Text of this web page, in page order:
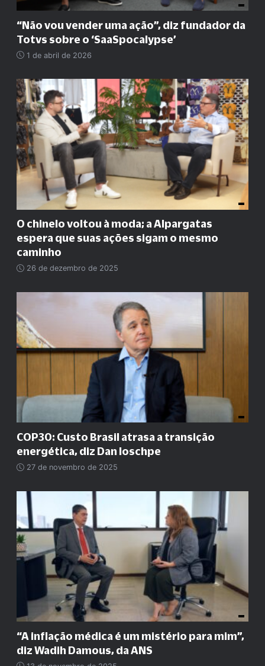
“Não vou vender uma ação”, diz fundador da
Totvs sobre o ‘SaaSpocalypse’
1 de abril de 2026
O chinelo voltou à moda; a Alpargatas
espera que suas ações sigam o mesmo
caminho
26 de dezembro de 2025
COP30: Custo Brasil atrasa a transição
energética, diz Dan Ioschpe
27 de novembro de 2025
“A inflação médica é um mistério para mim”,
diz Wadih Damous, da ANS